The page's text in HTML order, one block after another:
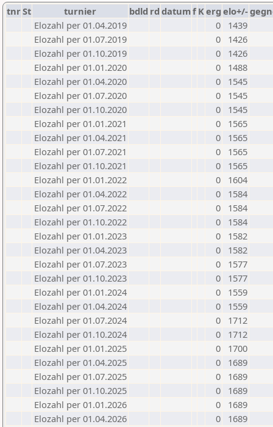
tnrSt turnier bdld rd datumf Kerg elo+/-
Elozahl per 01.04.2019
0
1439
Elozahl per 01.07.2019
0
1426
Elozahl per 01.10.2019
0
1426
Elozahl per 01.01.2020
0
1488
Elozahl per 01.04.2020
0
1545
Elozahl per 01.07.2020
0
1545
Elozahl per 01.10.2020
0
1545
Elozahl per 01.01.2021
0
1565
Elozahl per 01.04.2021
0
1565
Elozahl per 01.07.2021
0
1565
Elozahl per 01.10.2021
0
1565
Elozahl per 01.01.2022
0
1604
Elozahl per 01.04.2022
0
1584
Elozahl per 01.07.2022
0
1584
Elozahl per 01.10.2022
0
1584
Elozahl per 01.01.2023
0
1582
Elozahl per 01.04.2023
0
1582
Elozahl per 01.07.2023
0
1577
Elozahl per 01.10.2023
0
1577
Elozahl per 01.01.2024
0
1559
Elozahl per 01.04.2024
0
1559
Elozahl per 01.07.2024
0
1712
Elozahl per 01.10.2024
0
1712
Elozahl per 01.01.2025
0
1700
Elozahl per 01.04.2025
0
1689
Elozahl per 01.07.2025
0
1689
Elozahl per 01.10.2025
0
1689
Elozahl per 01.01.2026
0
1689
Elozahl per 01.04.2026
0
1689